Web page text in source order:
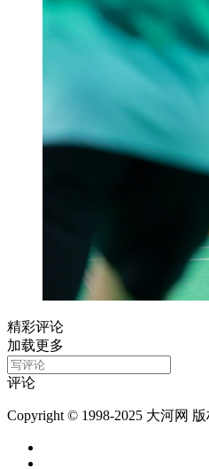
精彩评论
加载更多
评论
Copyright © 1998-2025 大河网